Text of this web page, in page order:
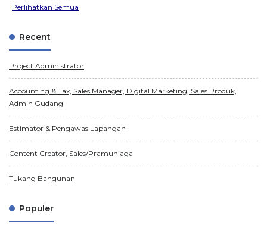
Perlihatkan Semua
Recent
Project Administrator
Accounting & Tax, Sales Manager, Digital Marketing, Sales Produk,
Admin Gudang
Estimator & Pengawas Lapangan
Content Creator, Sales/Pramuniaga
Tukang Bangunan
Populer